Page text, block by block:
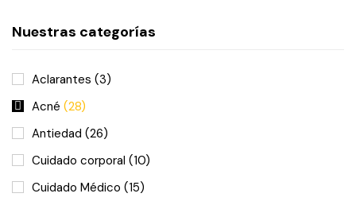
Nuestras categorías
Aclarantes (3)
Acné (28)
Antiedad (26)
Cuidado corporal (10)
Cuidado Médico (15)